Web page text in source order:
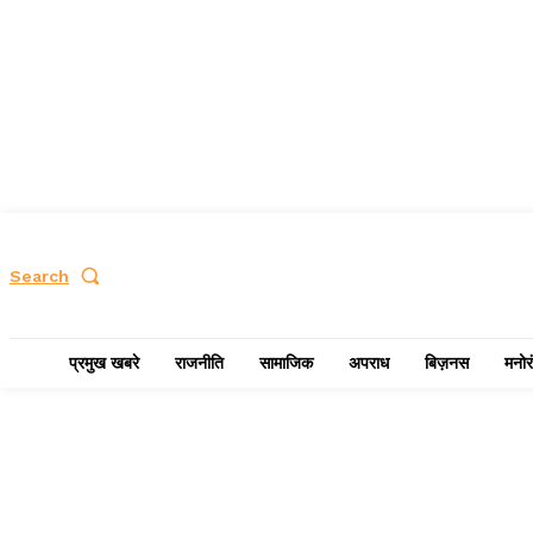
Search
प्रमुख खबरे राजनीति सामाजिक अपराध बिज़नस